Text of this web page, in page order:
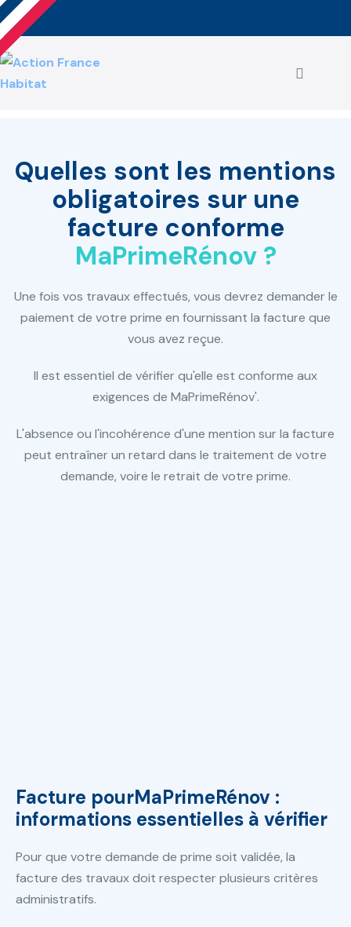
Aller
au
contenu
Quelles sont les mentions
obligatoires sur une
facture conforme
MaPrimeRénov ?
Une fois vos travaux effectués, vous devrez demander le
paiement de votre prime en fournissant la facture que
vous avez reçue.
Il est essentiel de vérifier qu'elle est conforme aux
exigences de MaPrimeRénov'.
L'absence ou l'incohérence d'une mention sur la facture
peut entraîner un retard dans le traitement de votre
demande, voire le retrait de votre prime.
Facture pourMaPrimeRénov :
informations essentielles à vérifier
Pour que votre demande de prime soit validée, la
facture des travaux doit respecter plusieurs critères
administratifs.